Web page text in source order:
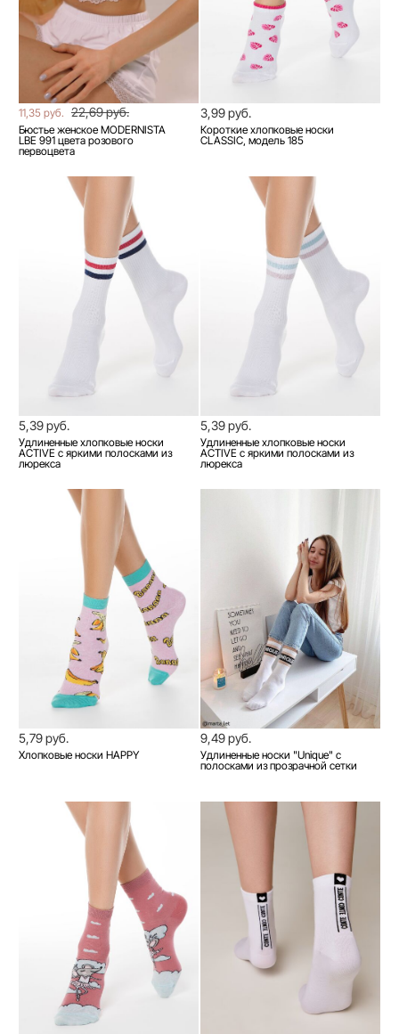
11,35 руб. 22,69 руб.
Бюстье женское MODERNISTA
LBE 991 цвета розового
первоцвета
3,99 руб.
Короткие хлопковые носки
CLASSIC, модель 185
5,39 руб.
Удлиненные хлопковые носки
ACTIVE с яркими полосками из
люрекса
5,39 руб.
Удлиненные хлопковые носки
ACTIVE с яркими полосками из
люрекса
5,79 руб.
Хлопковые носки HAPPY
9,49 руб.
Удлиненные носки "Unique" с
полосками из прозрачной сетки